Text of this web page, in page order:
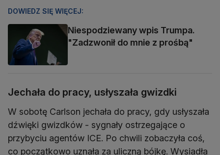
DOWIEDZ SIĘ WIĘCEJ:
Niespodziewany wpis Trumpa.
"Zadzwonił do mnie z prośbą"
Jechała do pracy, usłyszała gwizdki
W sobotę Carlson jechała do pracy, gdy usłyszała
dźwięki gwizdków - sygnały ostrzegające o
przybyciu agentów ICE. Po chwili zobaczyła coś,
co początkowo uznała za uliczną bójkę. Wysiadła